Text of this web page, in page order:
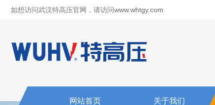
如想访问武汉特高压官网，请访问www.whtgy.com
网站首页 关于我们